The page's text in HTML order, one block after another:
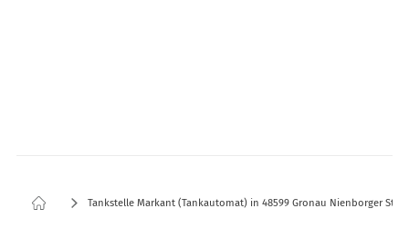
Tankstelle Markant (Tankautomat) in 48599 Gronau Nienborger Str.